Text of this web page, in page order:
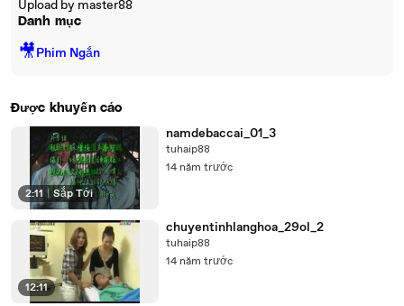
Upload by master88
Danh mục
🎥Phim Ngắn
Được khuyến cáo
2:11 | Sắp Tới
namdebaccai_01_3
tuhaip88
14 năm trước
12:11
chuyentinhlanghoa_29ol_2
tuhaip88
14 năm trước